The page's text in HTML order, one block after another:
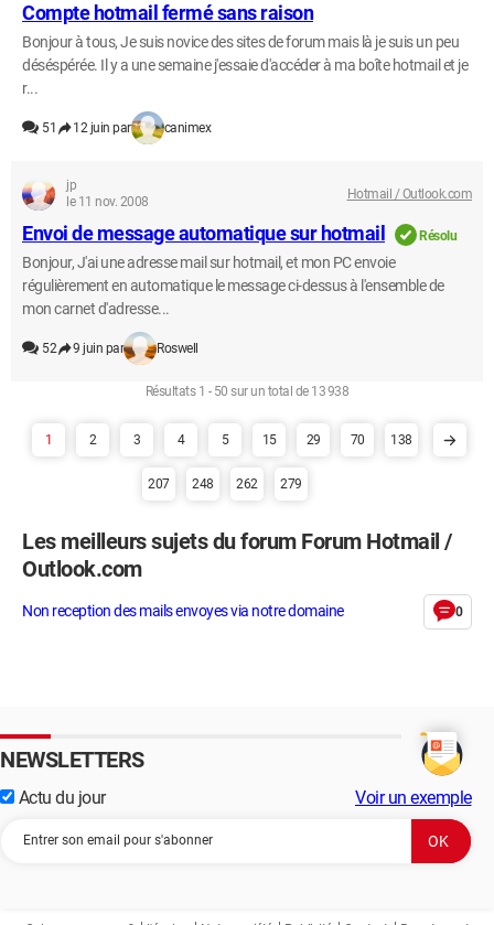
Compte hotmail fermé sans raison
Bonjour à tous, Je suis novice des sites de forum mais là je suis un peu
déséspérée. Il y a une semaine j'essaie d'accéder à ma boîte hotmail et je
r...
51 12 juin par canimex
jp
le 11 nov. 2008
Hotmail / Outlook.com
Envoi de message automatique sur hotmail Résolu
Bonjour, J'ai une adresse mail sur hotmail, et mon PC envoie
régulièrement en automatique le message ci-dessus à l'ensemble de
mon carnet d'adresse...
52 9 juin par Roswell
Résultats 1 - 50 sur un total de 13 938
1 2 3 4 5 15 29 70 138
207 248 262 279
Les meilleurs sujets du forum Forum Hotmail /
Outlook.com
Non reception des mails envoyes via notre domaine 0
NEWSLETTERS
Actu du jour Voir un exemple